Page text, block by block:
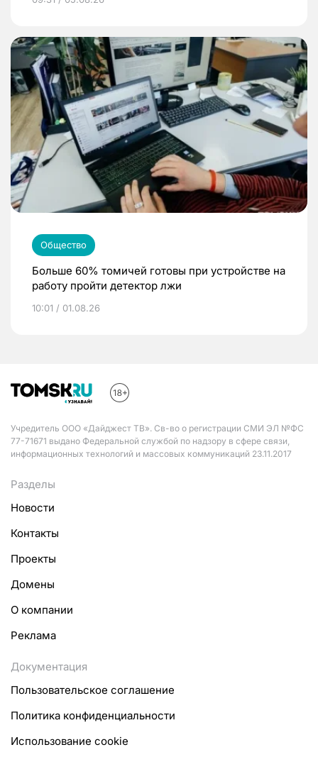
Общество
Больше 60% томичей готовы при устройстве на
работу пройти детектор лжи
10:01 / 01.08.26
Учредитель ООО «Дайджест ТВ». Св-во о регистрации СМИ ЭЛ №ФС
77-71671 выдано Федеральной службой по надзору в сфере связи,
информационных технологий и массовых коммуникаций 23.11.2017
Разделы
Новости
Контакты
Проекты
Домены
О компании
Реклама
Документация
Пользовательское соглашение
Политика конфиденциальности
Использование cookie